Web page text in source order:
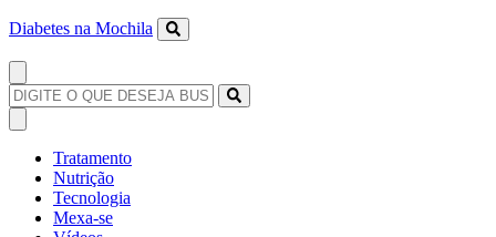
Diabetes na Mochila
Tratamento
Nutrição
Tecnologia
Mexa-se